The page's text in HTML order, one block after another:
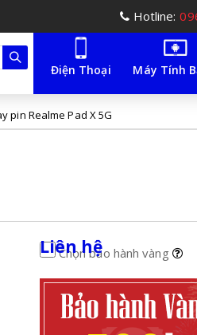
Hotline:
Điện Thoại Máy Tính
pin Realme Pad X 5G
Liên hệ
Chọn bảo hành vàng